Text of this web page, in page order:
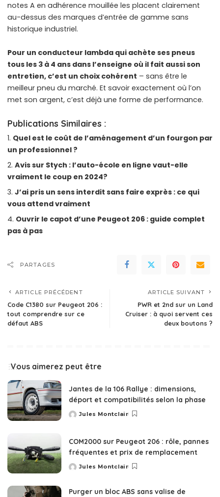
notes A en adhérence mouillée les placent clairement
au-dessus des marques d’entrée de gamme sans
historique industriel.
Pour un conducteur lambda qui achète ses pneus
tous les 3 à 4 ans dans l’enseigne où il fait aussi son
entretien, c’est un choix cohérent – sans être le
meilleur pneu du marché. Et savoir exactement où l’on
met son argent, c’est déjà une forme de performance.
Publications Similaires :
Quel est le coût de l’aménagement d’un fourgon par
un professionnel ?
Avis sur Stych : l’auto-école en ligne vaut-elle
vraiment le coup en 2024?
J’ai pris un sens interdit sans faire exprès : ce qui
vous attend vraiment
Ouvrir le capot d’une Peugeot 206 : guide complet
pas à pas
PARTAGES
ARTICLE PRÉCÉDENT
Code C1380 sur Peugeot 206 :
tout comprendre sur ce
défaut ABS
ARTICLE SUIVANT
PWR et 2nd sur un Land
Cruiser : à quoi servent ces
deux boutons ?
Vous aimerez peut être
Jantes de la 106 Rallye : dimensions,
déport et compatibilités selon la phase
Posted
Jules Montclair
COM2000 sur Peugeot 206 : rôle, pannes
fréquentes et prix de remplacement
Posted
Jules Montclair
Purger un bloc ABS sans valise de